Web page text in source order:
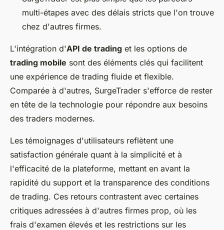
multi-étapes avec des délais stricts que l'on trouve
chez d'autres firmes.
L'intégration d'API de trading et les options de
trading mobile sont des éléments clés qui facilitent
une expérience de trading fluide et flexible.
Comparée à d'autres, SurgeTrader s'efforce de rester
en tête de la technologie pour répondre aux besoins
des traders modernes.
Les témoignages d'utilisateurs reflètent une
satisfaction générale quant à la simplicité et à
l'efficacité de la plateforme, mettant en avant la
rapidité du support et la transparence des conditions
de trading. Ces retours contrastent avec certaines
critiques adressées à d'autres firmes prop, où les
frais d'examen élevés et les restrictions sur les